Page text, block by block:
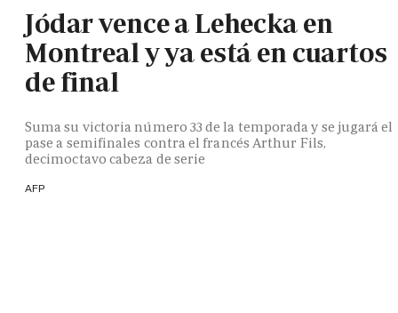
Jódar vence a Lehecka en
Montreal y ya está en cuartos
de final
Suma su victoria número 33 de la temporada y se jugará el
pase a semifinales contra el francés Arthur Fils,
decimoctavo cabeza de serie
AFP